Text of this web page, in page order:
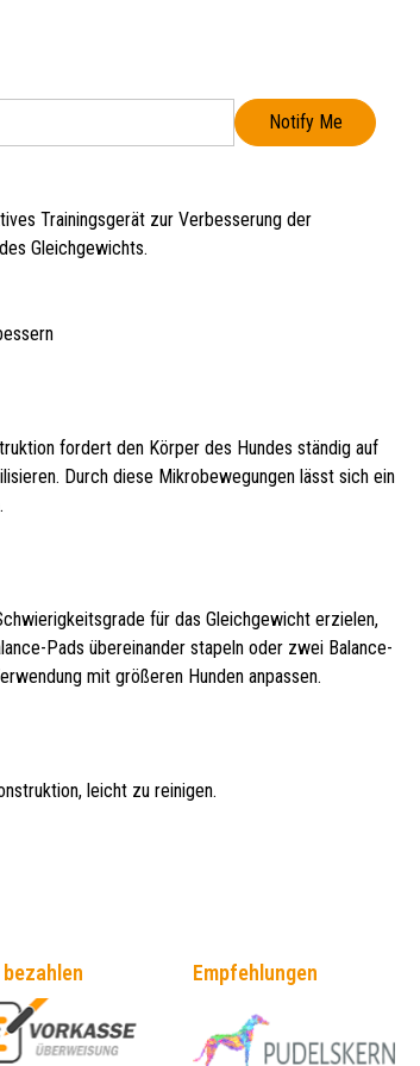
Notify Me
Trainingsgerät zur Verbesserung der
Gleichgewichts.
fordert den Körper des Hundes ständig auf
Durch diese Mikrobewegungen lässt sich ein
für das Gleichgewicht erzielen,
Pads übereinander stapeln oder zwei Balance-
mit größeren Hunden anpassen.
leicht zu reinigen.
Empfehlungen